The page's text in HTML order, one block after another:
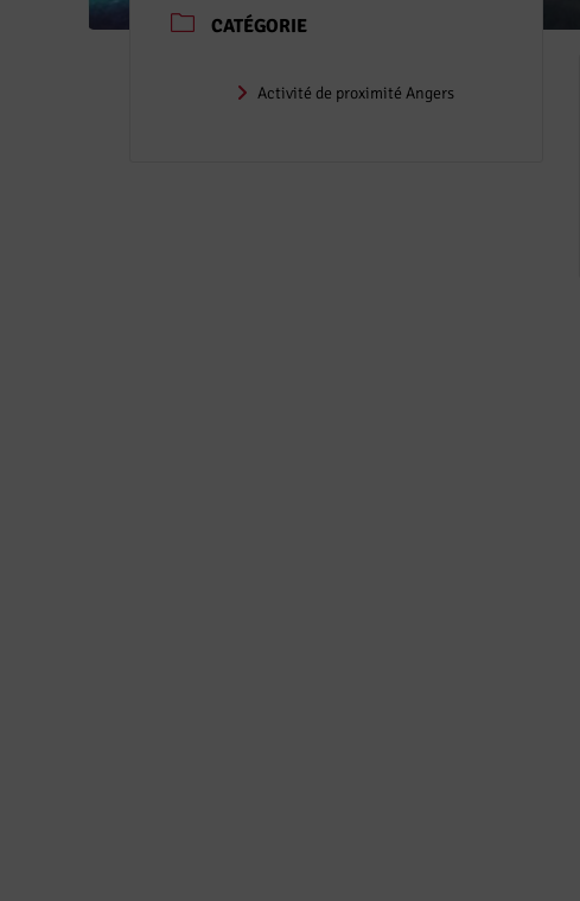
CATÉGORIE
Activité de proximité Angers